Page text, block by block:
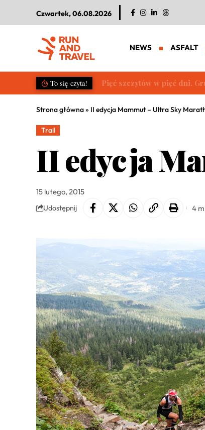
Czwartek, 06.08.2026
NEWS ASFALT
To się czyta! Pięć szczytów w pięć dni.
Strona główna» II edycja Mammut – Ultra Sky
Trail
II edycja
15 lutego, 2015
Udostępnij 4